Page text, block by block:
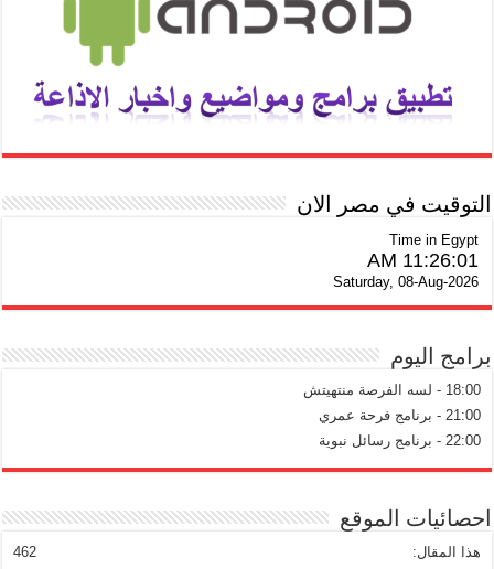
التوقيت في مصر الان
Time in Egypt
11:26:01 AM
Saturday, 08-Aug-2026
برامج اليوم
18:00 - لسه الفرصة منتهيتش
21:00 - برنامج فرحة عمري
22:00 - برنامج رسائل نبوية
احصائيات الموقع
462 هذا المقال: